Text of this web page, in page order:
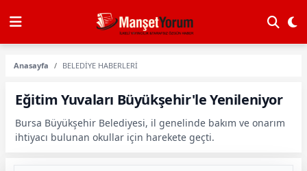
Anasayfa BELEDİYE HABERLERİ
Eğitim Yuvaları Büyükşehir'le Yenileniyor
Bursa Büyükşehir Belediyesi, il genelinde bakım ve onarım
ihtiyacı bulunan okullar için harekete geçti.